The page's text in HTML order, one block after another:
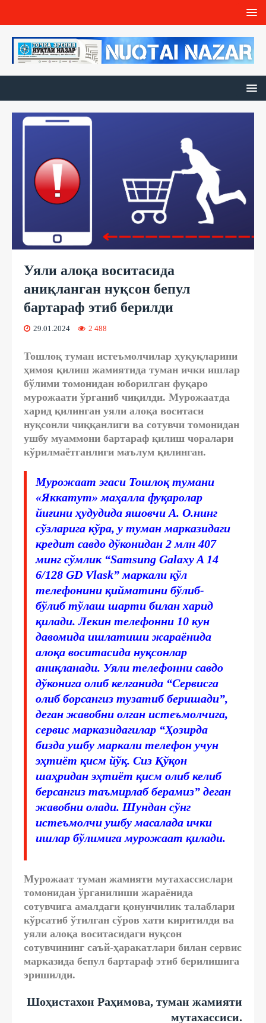
Уяли алоқа воситасида
аниқланган нуқсон бепул
бартараф этиб берилди
29.01.2024 2 488
Тошлоқ туман истеъмолчилар ҳуқуқларини
ҳимоя қилиш жамиятида туман ички ишлар
бўлими томонидан юборилган фуқаро
мурожаати ўрганиб чиқилди. Мурожаатда
харид қилинган уяли алоқа воситаси
нуқсонли чиққанлиги ва сотувчи томонидан
ушбу муаммони бартараф қилиш чоралари
кўрилмаётганлиги маълум қилинган.
Мурожаат эгаси Тошлоқ тумани
«Яккатут» маҳалла фуқаролар
йиғини ҳудудида яшовчи А. О.нинг
сўзларига кўра, у туман марказидаги
кредит савдо дўконидан 2 млн 407
минг сўмлик “Samsung Galaxy A 14
6/128 GD Vlask” маркали қўл
телефонини қийматини бўлиб-
бўлиб тўлаш шарти билан харид
қилади. Лекин телефонни 10 кун
давомида ишлатиши жараёнида
алоқа воситасида нуқсонлар
аниқланади. Уяли телефонни савдо
дўконига олиб келганида “Сервисга
олиб борсангиз тузатиб беришади”,
деган жавобни олган истеъмолчига,
сервис марказидагилар “Ҳозирда
бизда ушбу маркали телефон учун
эҳтиёт қисм йўқ. Сиз Қўқон
шаҳридан эҳтиёт қисм олиб келиб
берсангиз таъмирлаб берамиз” деган
жавобни олади. Шундан сўнг
истеъмолчи ушбу масалада ички
ишлар бўлимига мурожаат қилади.
Мурожаат туман жамияти мутахассислари
томонидан ўрганилиши жараёнида
сотувчига амалдаги қонунчилик талаблари
кўрсатиб ўтилган сўров хати киритилди ва
уяли алоқа воситасидаги нуқсон
сотувчининг саъй-ҳаракатлари билан сервис
марказида бепул бартараф этиб берилишига
эришилди.
Шоҳистахон Раҳимова, туман жамияти
мутахассиси.